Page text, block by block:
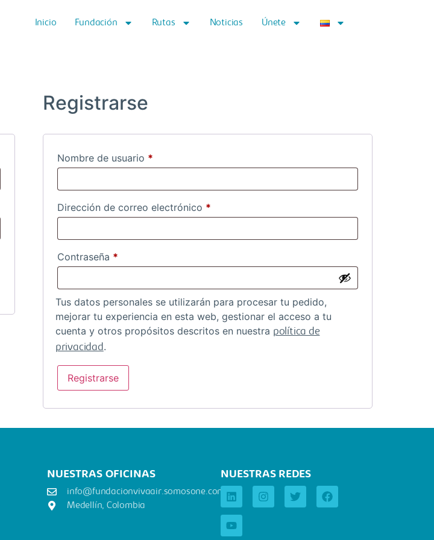
Inicio Fundación Rutas Noticias Únete
Registrarse
Nombre de usuario *
Dirección de correo electrónico *
Contraseña *
Tus datos personales se utilizarán para procesar tu pedido,
mejorar tu experiencia en esta web, gestionar el acceso a tu
cuenta y otros propósitos descritos en nuestra política de
privacidad.
Registrarse
NUESTRAS OFICINAS
info@fundacionvivaair.somosone.com.co
Medellín, Colombia
NUESTRAS REDES